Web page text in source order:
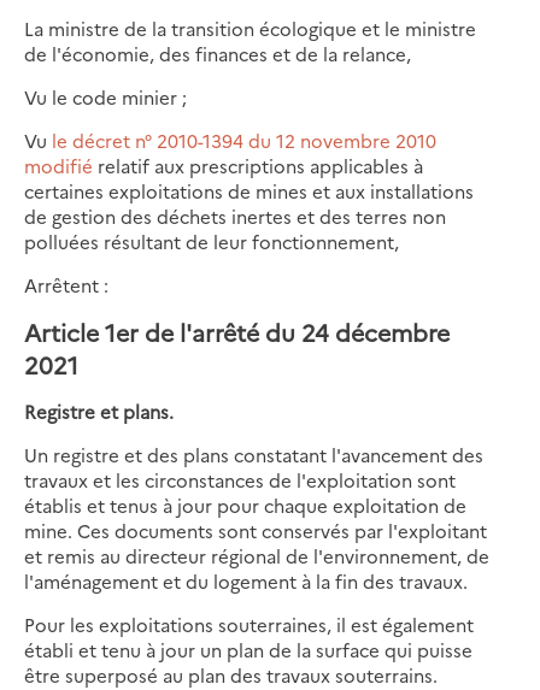
La ministre de la transition écologique et le ministre
de l'économie, des finances et de la relance,
Vu le code minier ;
Vu le décret n° 2010-1394 du 12 novembre 2010
modifié relatif aux prescriptions applicables à
certaines exploitations de mines et aux installations
de gestion des déchets inertes et des terres non
polluées résultant de leur fonctionnement,
Arrêtent :
Article 1er de l'arrêté du 24 décembre
2021
Registre et plans.
Un registre et des plans constatant l'avancement des
travaux et les circonstances de l'exploitation sont
établis et tenus à jour pour chaque exploitation de
mine. Ces documents sont conservés par l'exploitant
et remis au directeur régional de l'environnement, de
l'aménagement et du logement à la fin des travaux.
Pour les exploitations souterraines, il est également
établi et tenu à jour un plan de la surface qui puisse
être superposé au plan des travaux souterrains.